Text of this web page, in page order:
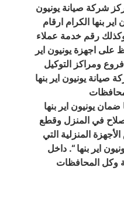
شركة صيانة يونيون
اير بنها الكرام ارقام
وكذلك رقم خدمة عملاء
على اجهزة يونيون اير
ومراكز التوكيل
صيانة يونيون اير بنها
يونيون اير بنها
في المنزل وقطع
المنزلية التي
اير بنها “. داخل